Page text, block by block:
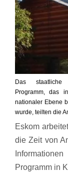
Das staatliche
Programm, das
nationaler Ebene
wurde, teilten die
Eskom
die Zeit von
Programm in